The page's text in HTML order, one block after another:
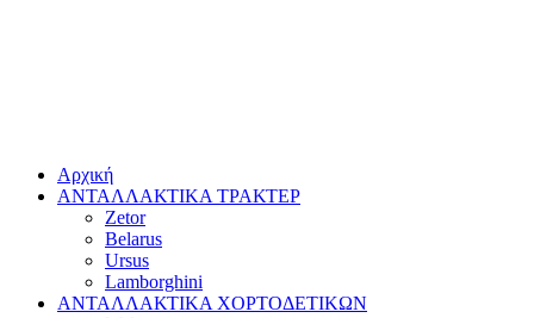
Αρχική
ΑΝΤΑΛΛΑΚΤΙΚΑ ΤΡΑΚΤΕΡ
Zetor
Belarus
Ursus
Lamborghini
ΑΝΤΑΛΛΑΚΤΙΚΑ ΧΟΡΤΟΔΕΤΙΚΩΝ